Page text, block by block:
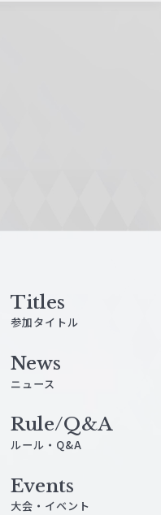
Titles
参加タイトル
News
ニュース
Events
大会・イベント
Rule/Q&A
ルール・Q&A